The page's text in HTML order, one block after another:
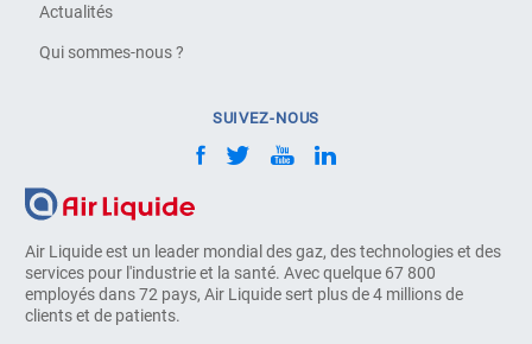
Air Liquide est un leader mondial des gaz, des technologies et des
services pour l'industrie et la santé. Avec quelque 67 800
employés dans 72 pays, Air Liquide sert plus de 4 millions de
clients et de patients.
Actualités
Qui sommes-nous ?
SUIVEZ-NOUS